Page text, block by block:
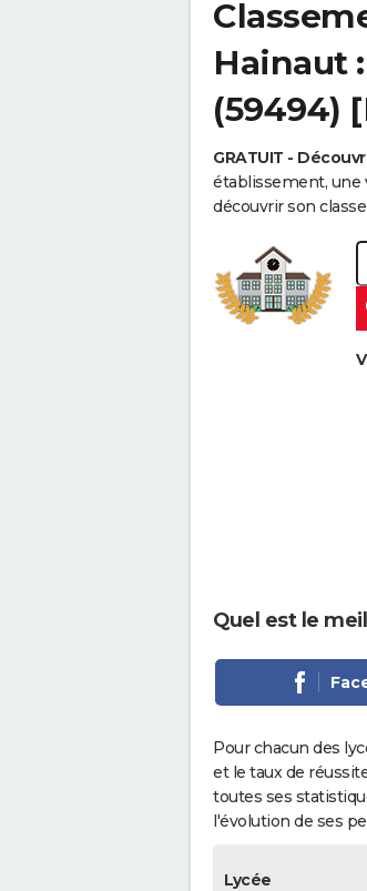
Hainaut
(59494)
GRATUIT -
établissement, une
découvrir son
Quel est le
Pour chacun des
et le taux de
toutes ses
l'évolution de ses
Lycée